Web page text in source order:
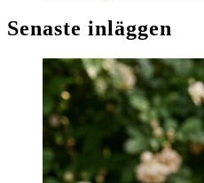
Senaste inläggen